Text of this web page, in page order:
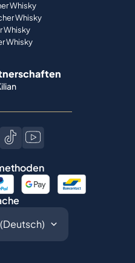
Whisky
Whisky
Whisky
Whisky